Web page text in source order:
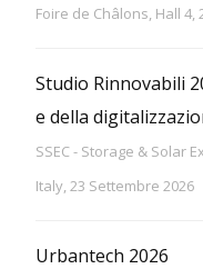
Foire de Châlons, Hall 4,
Studio Rinnovabili
e della
SSEC - Storage & Solar
Italy, 23 Settembre 2026
Urbantech 2026